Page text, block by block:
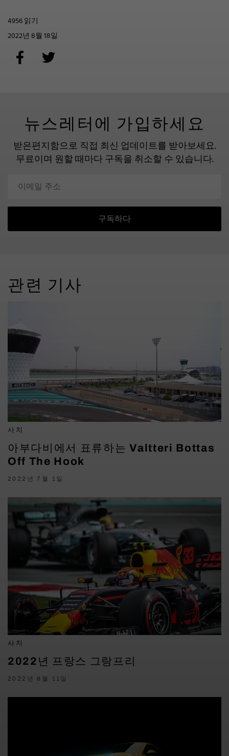
4956 읽기
2022년 8월 18일
뉴스레터에 가입하세요
받은편지함으로 직접 최신 업데이트를 받아보세요.
무료이며 원할 때마다 구독을 취소할 수 있습니다.
구독하다
관련 기사
사치
아부다비에서 표류하는 Valtteri Bottas
Off The Hook
2022년 7월 1일
사치
2022년 프랑스 그랑프리
2022년 8월 11일